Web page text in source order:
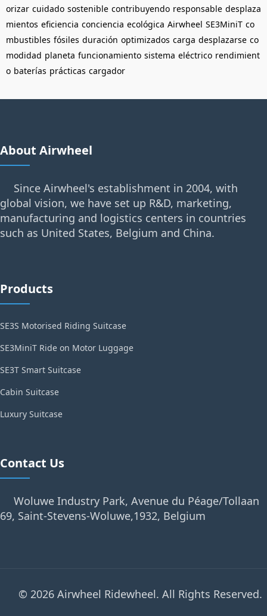
orizar cuidado sostenible contribuyendo responsable desplaza
mientos eficiencia conciencia ecológica Airwheel SE3MiniT co
mbustibles fósiles duración optimizados carga desplazarse co
modidad planeta funcionamiento sistema eléctrico rendimient
o baterías prácticas cargador
About Airwheel
Since Airwheel's establishment in 2004, with
global vision, we have set up R&D, marketing,
manufacturing and logistics centers in countries
such as United States, Belgium and China.
Products
SE3S Motorised Riding Suitcase
SE3MiniT Ride on Motor Luggage
SE3T Smart Suitcase
Cabin Suitcase
Luxury Suitcase
Contact Us
Woluwe Industry Park, Avenue du Péage/Tollaan
69, Saint-Stevens-Woluwe,1932, Belgium
© 2026 Airwheel Ridewheel. All Rights Reserved.